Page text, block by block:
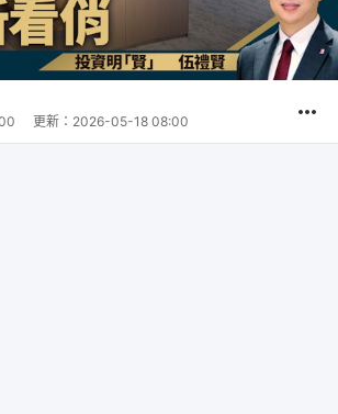
更新： 2026-05-18 08:00